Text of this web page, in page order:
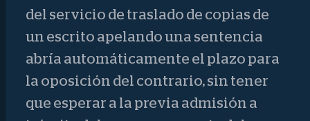
del servicio de traslado de copias de
un escrito apelando una sentencia
abría automáticamente el plazo para
la oposición del contrario, sin tener
que esperar a la previa admisión a